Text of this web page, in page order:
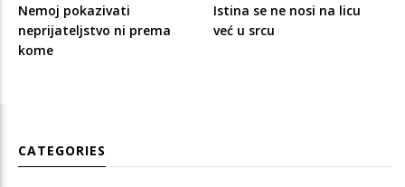
Nemoj pokazivati
neprijateljstvo ni prema
kome
Istina se ne nosi na licu
već u srcu
CATEGORIES